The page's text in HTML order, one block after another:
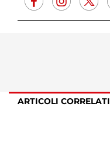
ARTICOLI CORRELATI